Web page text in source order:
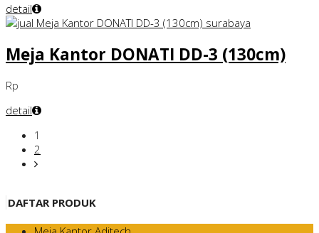
detail
Meja Kantor DONATI DD-3 (130cm)
Rp
detail
1
2
DAFTAR PRODUK